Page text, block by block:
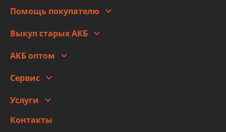
Правовая информация
Помощь покупателю
Оплата
Гарантии и возврат
Выкуп старых АКБ
АКБ оптом
Сервис
Заправка кондиционера авто
Детейлинг
Услуги
высокого давления
Контакты